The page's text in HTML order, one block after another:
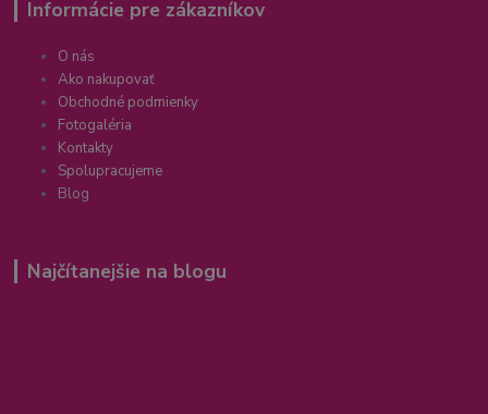
Informácie pre zákazníkov
O nás
Ako nakupovať
Obchodné podmienky
Fotogaléria
Kontakty
Spolupracujeme
Blog
Najčítanejšie na blogu